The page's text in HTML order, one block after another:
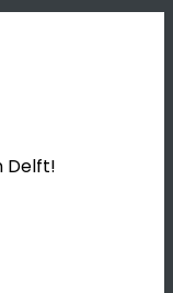
Delft!